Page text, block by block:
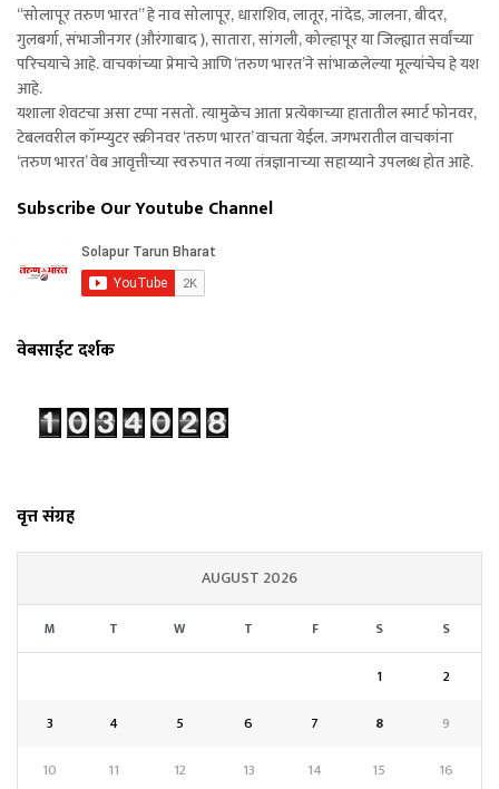
“सोलापूर तरुण भारत” हे नाव सोलापूर, धाराशिव, लातूर, नांदेड, जालना, बीदर,
गुलबर्गा, संभाजीनगर (औरंगाबाद ), सातारा, सांगली, कोल्हापूर या जिल्ह्यात सर्वांच्या
परिचयाचे आहे. वाचकांच्या प्रेमाचे आणि ‘तरुण भारत’ने सांभाळलेल्या मूल्यांचेच हे यश
आहे.
यशाला शेवटचा असा टप्पा नसतो. त्यामुळेच आता प्रत्येकाच्या हातातील स्मार्ट फोनवर,
टेबलवरील कॉम्प्युटर स्क्रीनवर ‘तरुण भारत’ वाचता येईल. जगभरातील वाचकांना
‘तरुण भारत’ वेब आवृत्तीच्या स्वरुपात नव्या तंत्रज्ञानाच्या सहाय्याने उपलब्ध होत आहे.
Subscribe Our Youtube Channel
वेबसाईट दर्शक
वृत्त संग्रह
AUGUST 2026
M T W T F S S
1
2
3
4 5 6 7 8
9
10
11 12 13 14 15 16